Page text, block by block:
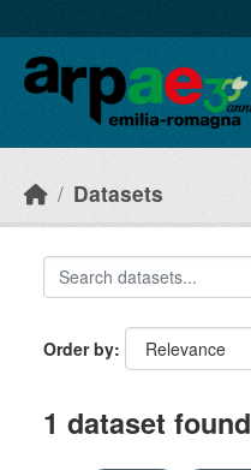
Datasets
Order by
1 dataset found